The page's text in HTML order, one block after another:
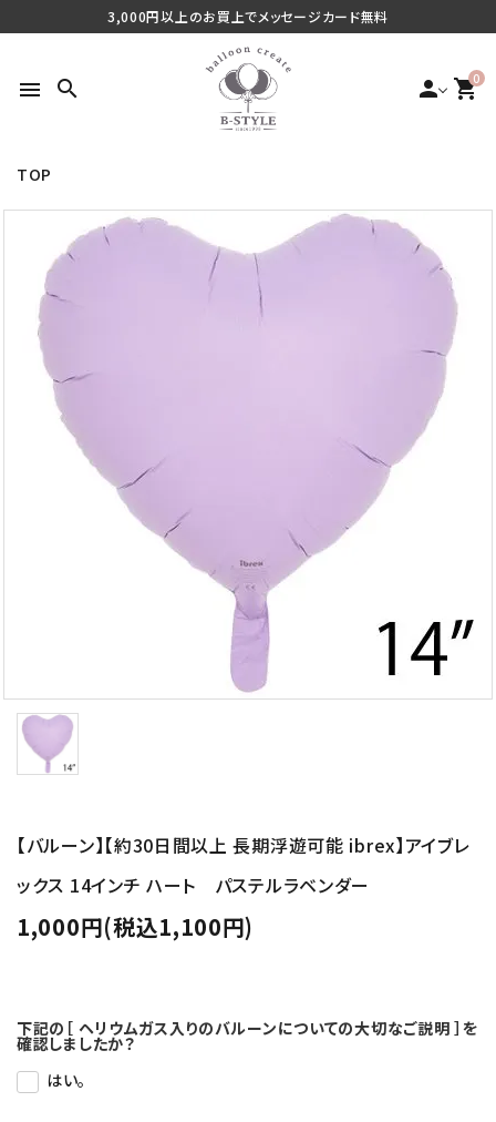
3,000円以上のお買上でメッセージカード無料
menu search person 0
shopping_cart
最近チェックした商品
ご利用シーンから探す
商品タイプから探す
価格から探す
meeting_room ログイン
TOP
【バルーン】【約30日間以上 長期浮遊可能 ibrex】アイブレ
ックス 14インチ ハート パステルラベンダー
1,000円(税込1,100円)
下記の［ ヘリウムガス入りのバルーンについての大切なご説明 ］を
確認しましたか？
はい。